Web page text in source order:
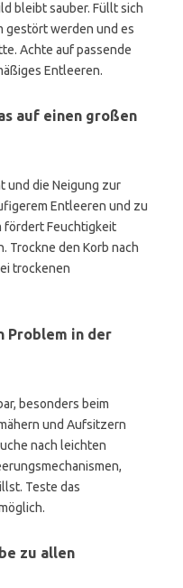
bleibt sauber. Füllt sich
gestört werden und es
Achte auf passende
Entleeren.
auf einen großen
und die Neigung zur
Entleeren und zu
fördert Feuchtigkeit
Trockne den Korb nach
trockenen
Problem in der
besonders beim
und Aufsitzern
nach leichten
Teste das
zu allen